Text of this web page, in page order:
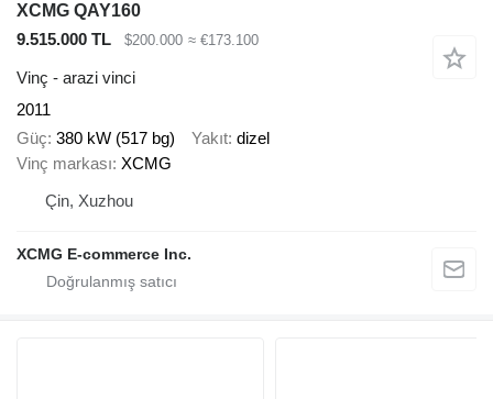
XCMG QAY160
9.515.000 TL
$200.000 ≈ €173.100
Vinç - arazi vinci
2011
Güç 380 kW (517 bg) Yakıt dizel
Vinç markası XCMG
Çin, Xuzhou
XCMG E-commerce Inc.